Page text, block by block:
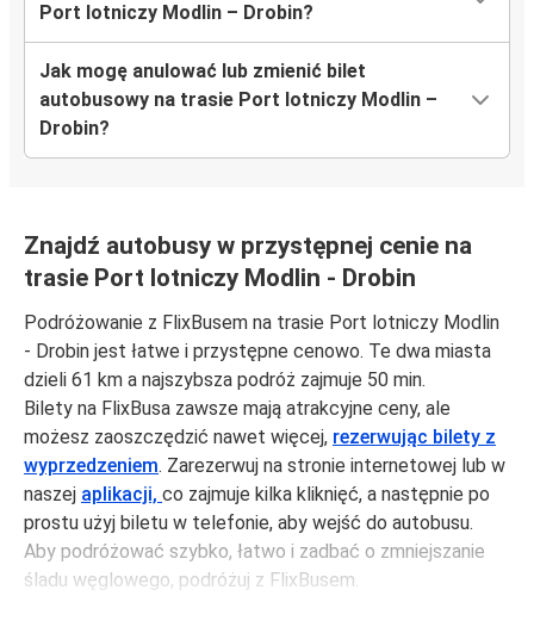
Port lotniczy Modlin – Drobin?
Jak mogę anulować lub zmienić bilet
autobusowy na trasie Port lotniczy Modlin –
Drobin?
Znajdź autobusy w przystępnej cenie na
trasie Port lotniczy Modlin - Drobin
Podróżowanie z FlixBusem na trasie Port lotniczy Modlin
- Drobin jest łatwe i przystępne cenowo. Te dwa miasta
dzieli 61 km a najszybsza podróż zajmuje 50 min.
Bilety na FlixBusa zawsze mają atrakcyjne ceny, ale
możesz zaoszczędzić nawet więcej, rezerwując bilety z
wyprzedzeniem. Zarezerwuj na stronie internetowej lub w
naszej aplikacji, co zajmuje kilka kliknięć, a następnie po
prostu użyj biletu w telefonie, aby wejść do autobusu.
Aby podróżować szybko, łatwo i zadbać o zmniejszanie
śladu węglowego, podróżuj z FlixBusem.